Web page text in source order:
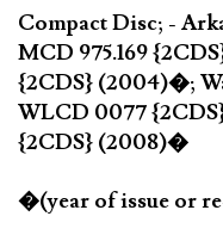
Compact Disc; -
MCD 975.169
{2CDS} (2004)�;
WLCD 0077
{2CDS} (2008)�
�(year of issue or